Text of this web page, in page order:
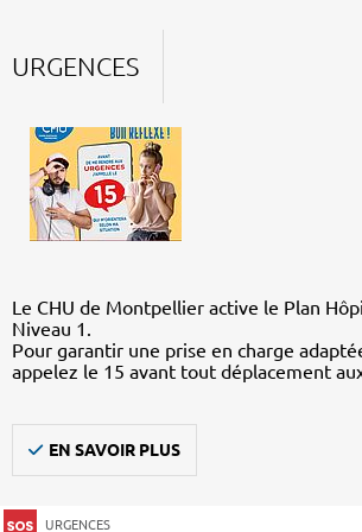
URGENCES
Le CHU de Montpellier active le Plan
Niveau 1.
Pour garantir une prise en charge
appelez le 15 avant tout déplacement
EN SAVOIR PLUS
URGENCES